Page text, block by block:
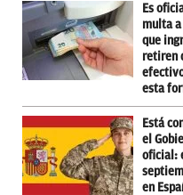
Es
multa a
que
retiren
esta
Está
el
oficial:
en